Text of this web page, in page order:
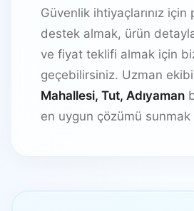
Güvenlik ihtiyaçlarınız için
destek almak, ürün
ve fiyat teklifi almak için
geçebilirsiniz. Uzman
Mahallesi, Tut, Adıyaman
en uygun çözümü sunmak